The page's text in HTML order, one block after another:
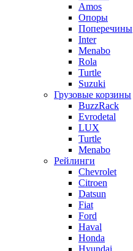
Amos
Опоры
Поперечины
Inter
Menabo
Rola
Turtle
Suzuki
Грузовые корзины
BuzzRack
Evrodetal
LUX
Turtle
Menabo
Рейлинги
Chevrolet
Citroen
Datsun
Fiat
Ford
Haval
Honda
Hyundai